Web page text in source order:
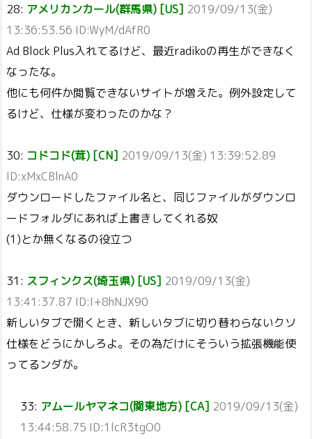
28: アメリカンカール(群馬県) [US] 2019/09/13(金)
13:36:53.56 ID:WyM/dAfR0
Ad Block Plus入れてるけど、最近radikoの再生ができなく
なったな。
他にも何件か閲覧できないサイトが増えた。例外設定して
るけど、仕様が変わったのかな？
30: コドコド(茸) [CN] 2019/09/13(金) 13:39:52.89
ID:xMxCBlnA0
ダウンロードしたファイル名と、同じファイルがダウンロ
ードフォルダにあれば上書きしてくれる奴
(1)とか無くなるの役立つ
31: スフィンクス(埼玉県) [US] 2019/09/13(金)
13:41:37.87 ID:I+8hNJX90
新しいタブで開くとき、新しいタブに切り替わらないクソ
仕様をどうにかしろよ。その為だけにそういう拡張機能使
ってるンダが。
33: アムールヤマネコ(関東地方) [CA] 2019/09/13(金)
13:44:58.75 ID:1lcR3tgO0